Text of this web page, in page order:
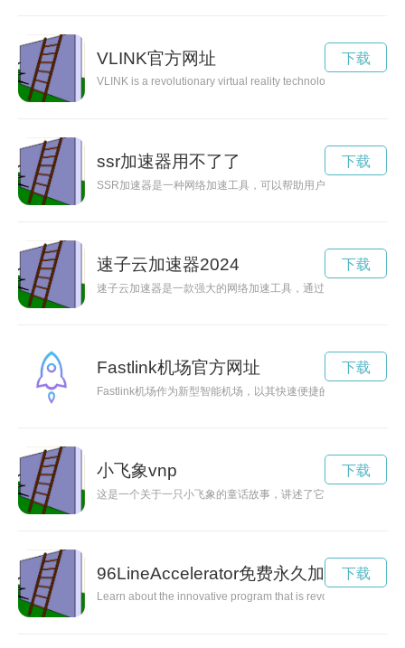
VLINK官方网址
VLINK is a revolutionary virtual reality technology that is
下载
ssr加速器用不了了
SSR加速器是一种网络加速工具，可以帮助用户突破网络限制
下载
速子云加速器2024
速子云加速器是一款强大的网络加速工具，通过优化网络连接
下载
Fastlink机场官方网址
Fastlink机场作为新型智能机场，以其快速便捷的服务而备受旅
下载
小飞象vnp
这是一个关于一只小飞象的童话故事，讲述了它的勇敢和友谊。
下载
96LineAccelerator免费永久加速
Learn about the innovative program that is revolutionizing
下载